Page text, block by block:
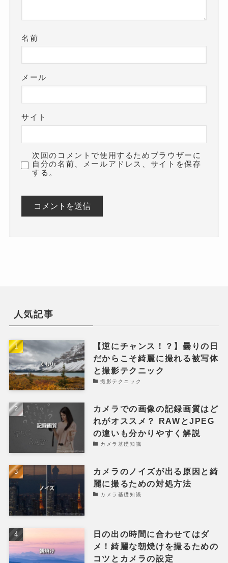
名前
メール
サイト
次回のコメントで使用するためブラウザーに
自分の名前、メールアドレス、サイトを保存
する。
人気記事
【逆にチャンス！？】曇りの日
だからこそ綺麗に撮れる被写体
と撮影テクニック
撮影テクニック
カメラでの画像の記録画質はど
れがオススメ？ RAWとJPEG
の違いも分かりやすく解説
カメラ基礎知識
カメラのノイズが出る原因と綺
麗に撮るための対処方法
カメラ基礎知識
日の出の時間に合わせてはダ
メ！綺麗な朝焼けを撮るための
コツとカメラの設定